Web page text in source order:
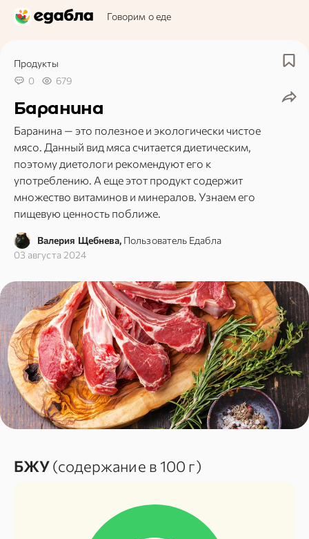
Говорим о еде
Продукты
0
679
Баранина
Баранина — это полезное и экологически чистое
мясо. Данный вид мяса считается диетическим,
поэтому диетологи рекомендуют его к
употреблению. А еще этот продукт содержит
множество витаминов и минералов. Узнаем его
пищевую ценность поближе.
Валерия Щебнева, Пользователь Едабла
03 августа 2024
БЖУ(содержание в 100 г)